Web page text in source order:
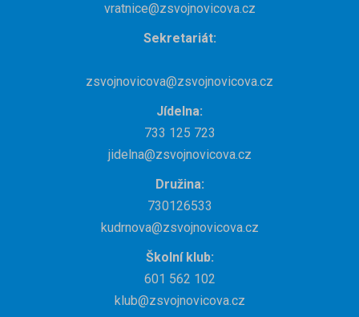
vratnice@zsvojnovicova.cz
Sekretariát:
zsvojnovicova@zsvojnovicova.cz
Jídelna:
733 125 723
jidelna@zsvojnovicova.cz
Družina:
730126533
kudrnova@zsvojnovicova.cz
Školní klub:
601 562 102
klub@zsvojnovicova.cz